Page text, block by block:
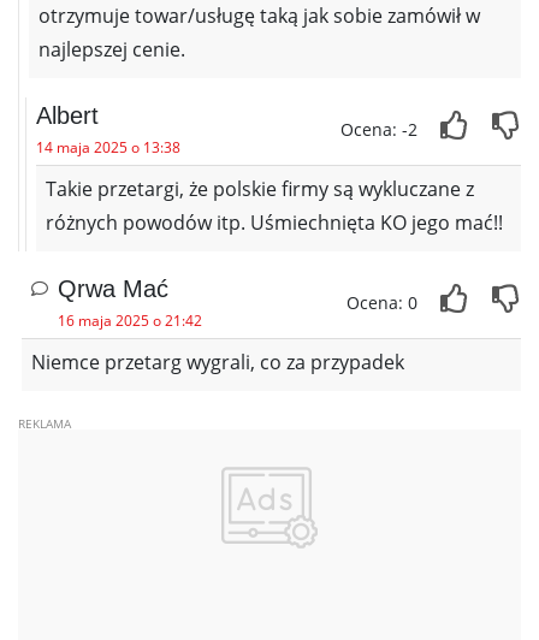
otrzymuje towar/usługę taką jak sobie zamówił w
najlepszej cenie.
Albert
14 maja 2025 o 13:38
Ocena: -2
Takie przetargi, że polskie firmy są wykluczane z
różnych powodów itp. Uśmiechnięta KO jego mać!!
Qrwa Mać
16 maja 2025 o 21:42
Ocena: 0
Niemce przetarg wygrali, co za przypadek